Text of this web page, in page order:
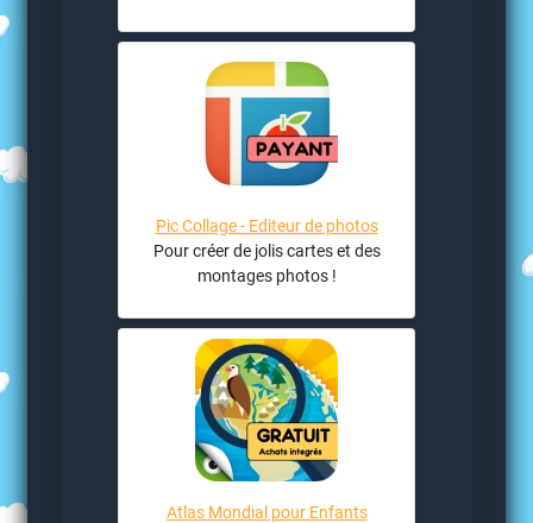
Pic Collage - Editeur de photos
Pour créer de jolis cartes et des
montages photos !
Atlas Mondial pour Enfants